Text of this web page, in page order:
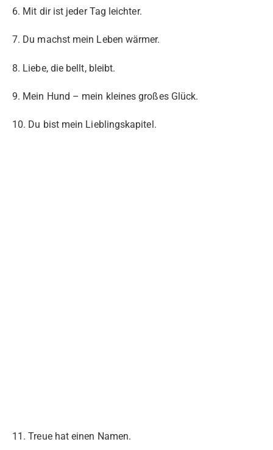
6. Mit dir ist jeder Tag leichter.
7. Du machst mein Leben wärmer.
8. Liebe, die bellt, bleibt.
9. Mein Hund – mein kleines großes Glück.
10. Du bist mein Lieblingskapitel.
11. Treue hat einen Namen.